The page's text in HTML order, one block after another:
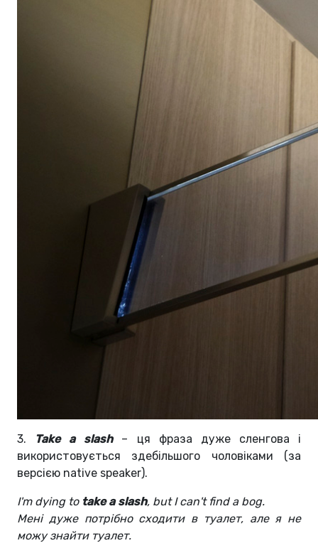
3. Take a slash– ця фраза дуже сленгова і
використовується здебільшого чоловіками (за
версією native speaker).
I'm dying to take a slash, but I can't find a bog.
Мені дуже потрібно сходити в туалет, але я не
можу знайти туалет.